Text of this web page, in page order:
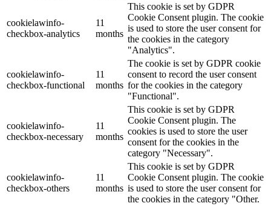
cookielawinfo-
checkbox-analytics
11
months
This cookie is set by GDPR
Cookie Consent plugin. The cookie
is used to store the user consent for
the cookies in the category
"Analytics".
cookielawinfo-
checkbox-functional
11
months
The cookie is set by GDPR cookie
consent to record the user consent
for the cookies in the category
"Functional".
cookielawinfo-
checkbox-necessary
11
months
This cookie is set by GDPR
Cookie Consent plugin. The
cookies is used to store the user
consent for the cookies in the
category "Necessary".
cookielawinfo-
checkbox-others
11
months
This cookie is set by GDPR
Cookie Consent plugin. The cookie
is used to store the user consent for
the cookies in the category "Other.